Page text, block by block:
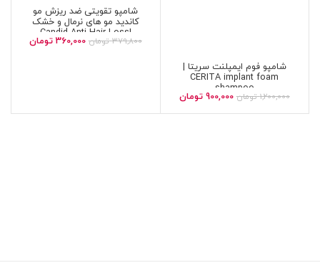
شامپو فوم ایمپلنت سریتا |
CERITA implant foam
shampoo
1,200,000 تومان 900,000 تومان
شامپو تقویتی ضد ریزش مو
کاندید مو های نرمال و خشک
|Candid Anti Hair Loss
Shampoo For Normal And Dry
379,800 تومان 360,000 تومان